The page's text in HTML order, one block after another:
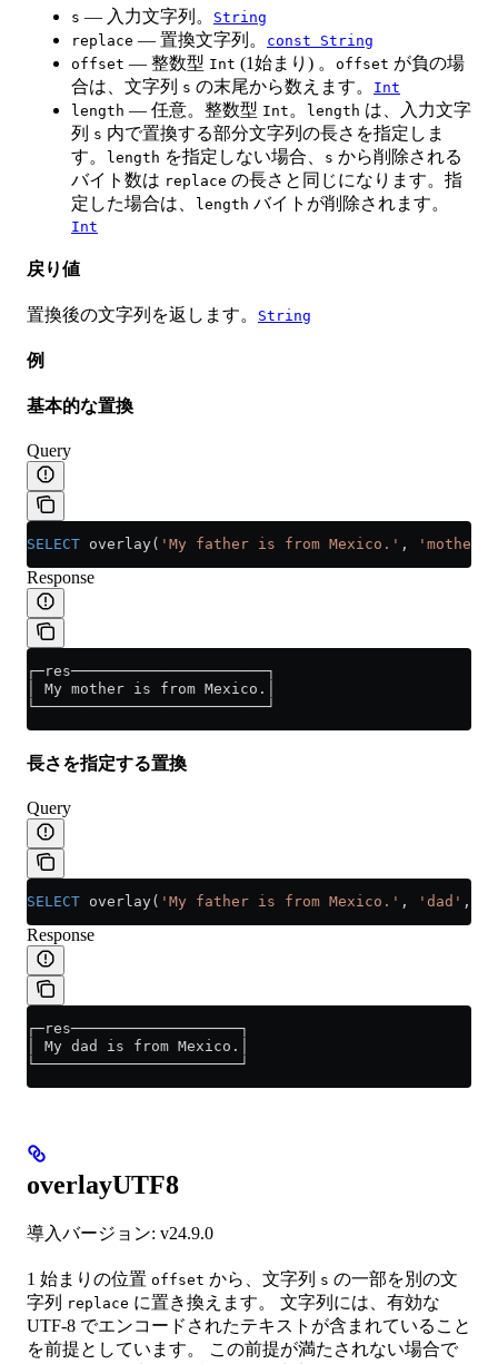
s — 入力文字列。
String
replace — 置換文字列。
const String
offset — 整数型 Int (1始まり) 。 offset が負の場
合は、文字列 s の末尾から数えます。
Int
length — 任意。整数型 Int 。 length は、入力文字
列 s 内で置換する部分文字列の長さを指定しま
す。
length を指定しない場合、 s から削除される
バイト数は replace の長さと同じになります。指
定した場合は、
length バイトが削除されます。
Int
戻り値
置換後の文字列を返します。 String
例
基本的な置換
Query
SELECT overlay( 'My father is from Mexico.' , 'mother'
Response
┌─res──────────────────────┐
│ My mother is from Mexico.│
└──────────────────────────┘
長さを指定する置換
Query
SELECT overlay( 'My father is from Mexico.' , 'dad' ,
Response
┌─res───────────────────┐
│ My dad is from Mexico.│
└───────────────────────┘
overlayUTF8
導入バージョン: v24.9.0
1 始まりの位置 offset から、文字列 s の一部を別の文
字列
replace に置き換えます。 文字列には、有効な
UTF-8 でエンコードされたテキストが含まれていること
を前提としています。 この前提が満たされない場合で